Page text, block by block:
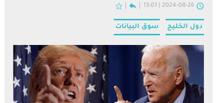
2024-08-26 | 13:01
دول الخليج سوق البيانات